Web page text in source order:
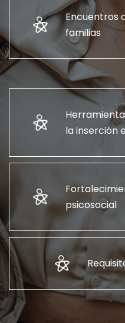
Encuentros
familias
la inserción
psicosocial